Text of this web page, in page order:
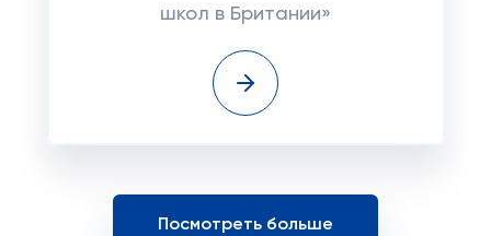
школ в Британии»
Посмотреть больше